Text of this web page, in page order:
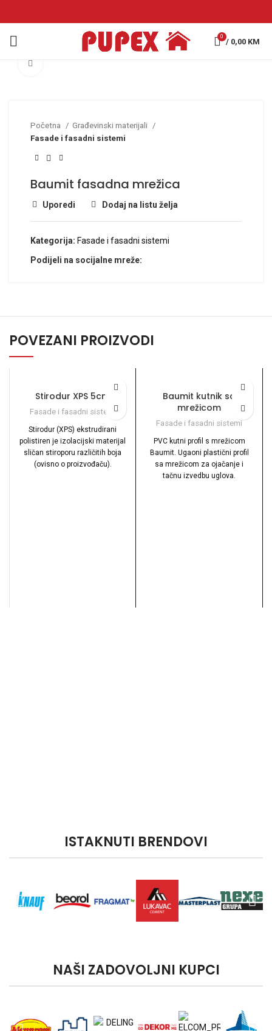
0
/ 0,00 KM
Početna
Građevinski materijali
Fasade i fasadni sistemi
Baumit fasadna mrežica
Uporedi Dodaj na listu želja
Kategorija: Fasade i fasadni sistemi
Podijeli na socijalne mreže:
POVEZANI PROIZVODI
Stirodur XPS 5cm
Fasade i fasadni sistemi
Stirodur (XPS) ekstrudirani
polistiren je izolacijski materijal
sličan stiroporu različitih boja
(ovisno o proizvođaču).
Baumit kutnik sa
mrežicom
Fasade i fasadni sistemi
PVC kutni profil s mrežicom
Baumit. Ugaoni plastični profil
sa mrežicom za ojačanje i
tačnu izvedbu uglova.
ISTAKNUTI BRENDOVI
NAŠI ZADOVOLJNI KUPCI